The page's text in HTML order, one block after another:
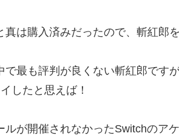
真は購入済みだったので、斬紅郎
で最も評判が良くない斬紅郎です
したと思えば！
ルが開催されなかったSwitchのア